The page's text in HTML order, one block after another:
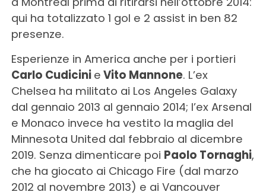
qui ha totalizzato 1 gol e 2 assist in ben 82
presenze.
Esperienze in America anche per i portieri
Carlo Cudicini e Vito Mannone. L’ex
Chelsea ha militato ai Los Angeles Galaxy
dal gennaio 2013 al gennaio 2014; l’ex Arsenal
e Monaco invece ha vestito la maglia del
Minnesota United dal febbraio al dicembre
2019. Senza dimenticare poi Paolo Tornaghi,
che ha giocato ai Chicago Fire (dal marzo
2012 al novembre 2013) e ai Vancouver